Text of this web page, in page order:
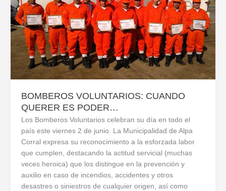
BOMBEROS VOLUNTARIOS: CUANDO
QUERER ES PODER…
Los Bomberos Voluntarios celebran su día en todo el
país este viernes 2 de junio. La Municipalidad de Alpa
Corral expresa su reconocimiento a la esforzada labor
que cumplen, destacando la actitud servicial (muchas
veces heroica) que los distingue en la prevención y
auxilio en caso de incendios, accidentes y otros
desastres o siniestros de cualquier origen, así como